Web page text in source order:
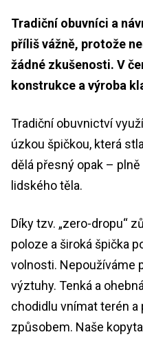
Tradiční obuvníci a
příliš vážně, protože
žádné zkušenosti. V
konstrukce a výroba
Tradiční obuvnictví
úzkou špičkou, která
dělá přesný opak –
lidského těla.
Díky tzv. „zero-dropu“
poloze a široká špička
volnosti. Nepoužíváme
výztuhy. Tenká a
chodidlu vnímat terén
způsobem. Naše